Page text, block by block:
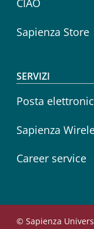
CIAO
Sapienza Store
SERVIZI
Posta
Sapienza
Career service
© Sapienza